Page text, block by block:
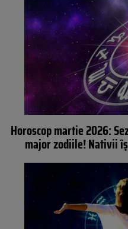
Horoscop martie 2026:
major zodiile! Nativii